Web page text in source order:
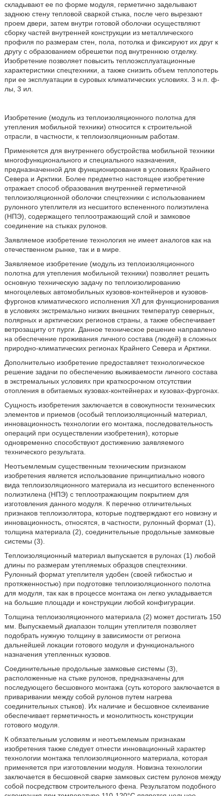
складывают ее по форме модуля, герметично заделывают
заднюю стену тепловой сваркой стыка, после чего вырезают
проем двери, затем внутри готовой оболочки осуществляют
сборку частей внутренней конструкции из металлического
профиля по размерам стен, пола, потолка и фиксируют их друг к
другу с образованием обрешетки под внутреннюю отделку.
Изобретение позволяет повысить теплоэксплуатационные
характеристики спецтехники, а также снизить объем теплопотерь
при ее эксплуатации в суровых климатических условиях. 3 н.п. ф-
лы, 3 ил.
Изобретение (модуль из теплоизоляционного полотна для
утепления мобильной техники) относится к строительной
отрасли, в частности, к теплоизоляционным работам.
Применяется для внутреннего обустройства мобильной техники
многофункционального и специального назначения,
предназначенной для функционирования в условиях Крайнего
Севера и Арктики. Более предметно настоящее изобретение
отражает способ образования внутренней герметичной
теплоизоляционной оболочки спецтехники с использованием
рулонного утеплителя из несшитого вспененного полиэтилена
(НПЭ), содержащего теплоотражающий слой и замковое
соединение на стыках рулонов.
Заявляемое изобретение технология не имеет аналогов как на
отечественном рынке, так и в мире.
Заявляемое изобретение (модуль из теплоизоляционного
полотна для утепления мобильной техники) позволяет решить
основную техническую задачу по теплоизолированию
многоцелевых автомобильных кузовов-контейнеров и кузовов-
фургонов климатического исполнения ХЛ для функционирования
в условиях экстремально низких внешних температур северных,
полярных и арктических регионов страны, а также обеспечивает
ветрозащиту от пурги. Данное техническое решение направлено
на обеспечение проживания личного состава (людей) в сложных
природно-климатических регионах Крайнего Севера и Арктики.
Дополнительно изобретение предоставляет технологическое
решение задачи по обеспечению выживаемости личного состава
в экстремальных условиях при краткосрочном отсутствии
отопления в обитаемых кузовах-контейнерах и кузовах-фургонах.
Сущность изобретения заключается в совокупности технических
элементов и приемов (особый теплоизоляционный материал,
инновационность технологии его монтажа, последовательность
операций при осуществлении изобретения), которые
одновременно способствуют достижению заявляемого
технического результата.
Неотъемлемым существенным техническим признаком
изобретения является использование принципиально нового
вида теплоизоляционного материала из несшитого вспененного
полиэтилена (НПЭ) с теплоотражающим покрытием для
изготовления данного модуля. К перечню отличительных
признаков теплоизолятора, которые подтверждают его новизну и
инновационность, относятся, в частности, рулонный формат (1),
толщина материала (2), соединительные продольные замковые
системы (3).
Теплоизоляционный материал выпускается в рулонах (1) любой
длины по размерам утепляемых образцов спецтехники.
Рулонный формат утеплителя удобен (своей гибкостью и
протяженностью) при подготовке теплоизоляционного полотна
для модуля, так как в процессе монтажа он легко укладывается
на большие площади и конструкции любой конфигурации.
Толщина теплоизоляционного материала (2) может достигать 150
мм. Выпускаемый диапазон толщин утеплителя позволяет
подобрать нужную толщину в зависимости от региона
дальнейшей локации готового модуля и функционального
назначения утепленных кузовов.
Соединительные продольные замковые системы (3),
расположенные на стыке рулонов, предназначены для
последующего бесшовного монтажа (суть которого заключается в
приваривании между собой рулонов путем нагрева
соединительных стыков). Их наличие и бесшовное склеивание
обеспечивает герметичность и монолитность конструкции
готового модуля.
К обязательным условиям и неотъемлемым признакам
изобретения также следует отнести инновационный характер
технологии монтажа теплоизоляционного материала, которая
применяется при изготовлении модуля. Новизна технологии
заключается в бесшовной сварке замковых систем рулонов между
собой посредством строительного фена. Результатом подобного